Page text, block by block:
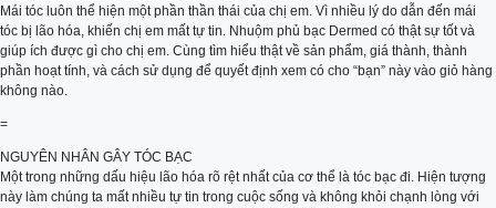
Mái tóc luôn thể hiện một phần thần thái của chị em. Vì nhiều lý do dẫn đến mái
tóc bị lão hóa, khiến chị em mất tự tin. Nhuộm phủ bạc Dermed có thật sự tốt và
giúp ích được gì cho chị em. Cùng tìm hiểu thật về sản phẩm, giá thành, thành
phần hoạt tính, và cách sử dụng để quyết định xem có cho “bạn” này vào giỏ hàng
không nào.
=
NGUYÊN NHÂN GÂY TÓC BẠC
Một trong những dấu hiệu lão hóa rõ rệt nhất của cơ thể là tóc bạc đi. Hiện tượng
này làm chúng ta mất nhiều tự tin trong cuộc sống và không khỏi chạnh lòng với